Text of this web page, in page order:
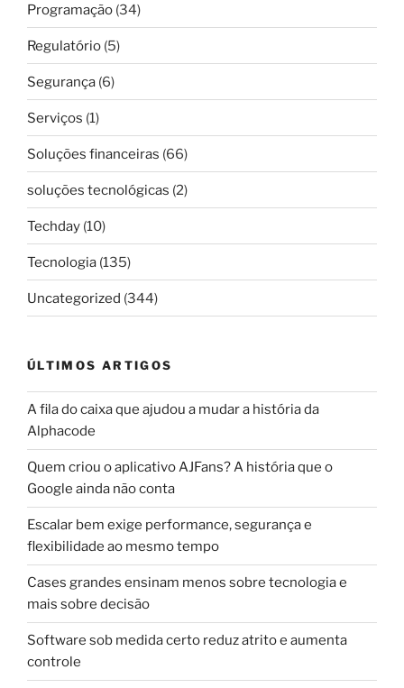
Programação (34)
Regulatório (5)
Segurança (6)
Serviços (1)
Soluções financeiras (66)
soluções tecnológicas (2)
Techday (10)
Tecnologia (135)
Uncategorized (344)
ÚLTIMOS ARTIGOS
A fila do caixa que ajudou a mudar a história da
Alphacode
Quem criou o aplicativo AJFans? A história que o
Google ainda não conta
Escalar bem exige performance, segurança e
flexibilidade ao mesmo tempo
Cases grandes ensinam menos sobre tecnologia e
mais sobre decisão
Software sob medida certo reduz atrito e aumenta
controle